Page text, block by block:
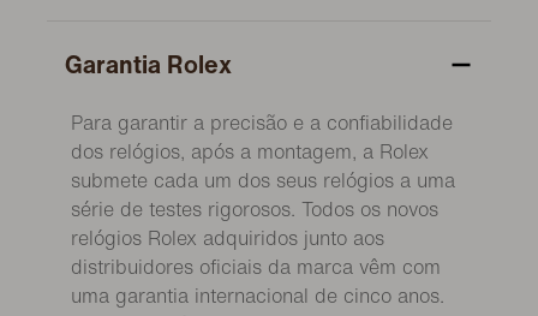
Garantia Rolex
Para garantir a precisão e a confiabilidade
dos relógios, após a montagem, a Rolex
submete cada um dos seus relógios a uma
série de testes rigorosos. Todos os novos
relógios Rolex adquiridos junto aos
distribuidores oficiais da marca vêm com
uma garantia internacional de cinco anos.